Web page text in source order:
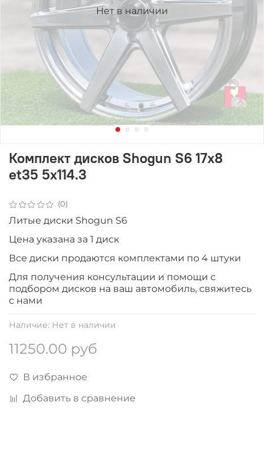
Нет в наличии
(0)
Наличие: Нет в наличии
Комплект дисков Shogun S6 17x8
et35 5x114.3
11250.00 руб
В избранное
Добавить в сравнение
Литые диски Shogun S6
Цена указана за 1 диск
Все диски продаются комплектами по 4 штуки
Для получения консультации и помощи с
подбором дисков на ваш автомобиль, свяжитесь
с нами